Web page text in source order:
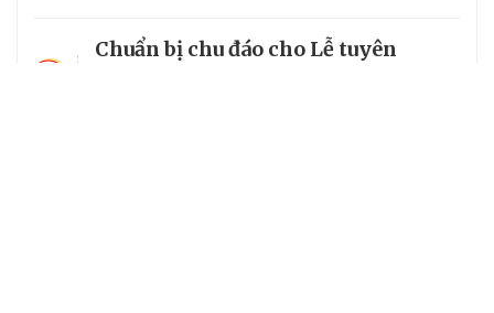
3
Chuẩn bị chu đáo cho Lễ tuyên